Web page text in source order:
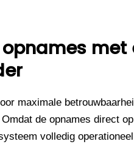
met
maximale
de opnames direct
volledig